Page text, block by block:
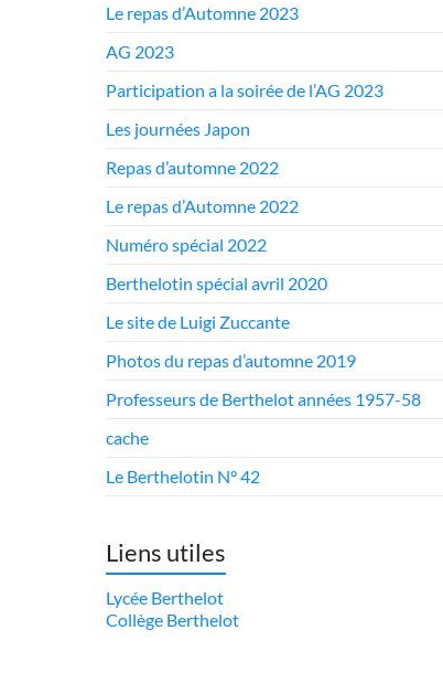
Le repas d’Automne 2023
AG 2023
Participation a la soirée de l’AG 2023
Les journées Japon
Repas d’automne 2022
Le repas d’Automne 2022
Numéro spécial 2022
Berthelotin spécial avril 2020
Le site de Luigi Zuccante
Photos du repas d’automne 2019
Professeurs de Berthelot années 1957-58
cache
Le Berthelotin N° 42
Liens utiles
Lycée Berthelot
Collège Berthelot